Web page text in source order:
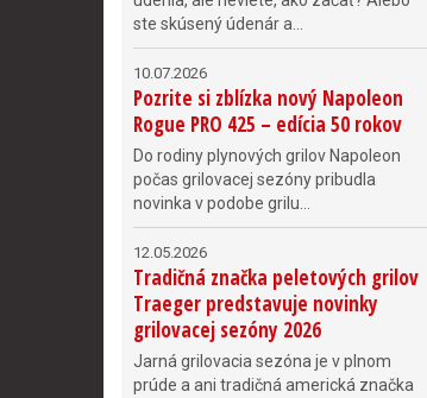
ste skúsený údenár a...
10.07.2026
Pozrite si zblízka nový Napoleon
Rogue PRO 425 – edícia 50 rokov
Do rodiny plynových grilov Napoleon
počas grilovacej sezóny pribudla
novinka v podobe grilu...
12.05.2026
Tradičná značka peletových grilov
Traeger predstavuje novinky
grilovacej sezóny 2026
Jarná grilovacia sezóna je v plnom
prúde a ani tradičná americká značka